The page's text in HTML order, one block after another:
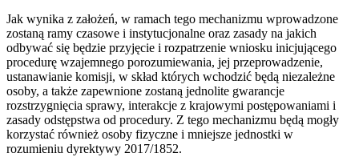
Jak wynika z założeń, w ramach tego mechanizmu wprowadzone
zostaną ramy czasowe i instytucjonalne oraz zasady na jakich
odbywać się będzie przyjęcie i rozpatrzenie wniosku inicjującego
procedurę wzajemnego porozumiewania, jej przeprowadzenie,
ustanawianie komisji, w skład których wchodzić będą niezależne
osoby, a także zapewnione zostaną jednolite gwarancje
rozstrzygnięcia sprawy, interakcje z krajowymi postępowaniami i
zasady odstępstwa od procedury. Z tego mechanizmu będą mogły
korzystać również osoby fizyczne i mniejsze jednostki w
rozumieniu dyrektywy 2017/1852.